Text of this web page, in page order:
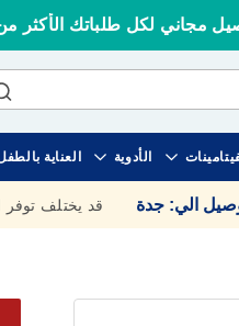
مجاني لكل طلباتك الأكثر من 100
الأدوية العناية
الي: جدة قد يختلف توفر